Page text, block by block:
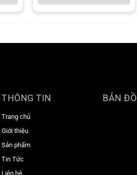
THÔNG TIN
Trang chủ
Giới thiệu
Sản phẩm
Tin Tức
Liên hệ
BẢN ĐỒ